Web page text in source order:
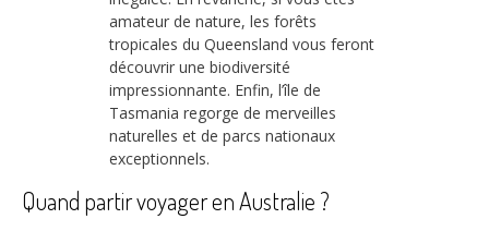
amateur de nature, les forêts
tropicales du Queensland vous feront
découvrir une biodiversité
impressionnante. Enfin, l’île de
Tasmania regorge de merveilles
naturelles et de parcs nationaux
exceptionnels.
Quand partir voyager en Australie ?